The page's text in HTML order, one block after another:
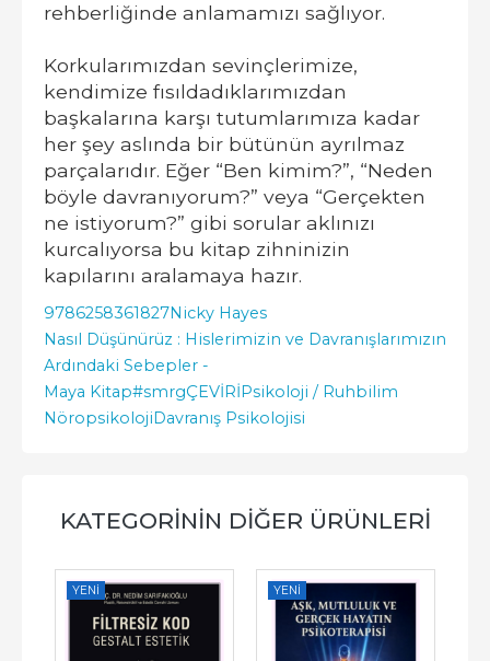
rehberliğinde anlamamızı sağlıyor.
Korkularımızdan sevinçlerimize,
kendimize fısıldadıklarımızdan
başkalarına karşı tutumlarımıza kadar
her şey aslında bir bütünün ayrılmaz
parçalarıdır. Eğer “Ben kimim?”, “Neden
böyle davranıyorum?” veya “Gerçekten
ne istiyorum?” gibi sorular aklınızı
kurcalıyorsa bu kitap zihninizin
kapılarını aralamaya hazır.
9786258361827Nicky Hayes
Nasıl Düşünürüz : Hislerimizin ve Davranışlarımızın
Ardındaki Sebepler -
Maya Kitap#smrgÇEVİRİPsikoloji / Ruhbilim
NöropsikolojiDavranış Psikolojisi
KATEGORININ DIĞER ÜRÜNLERI
YENI YENI